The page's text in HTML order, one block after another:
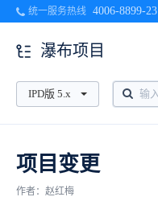
统一服务热线 4006-8899-23
瀑布项目
IPD版 5.x
项目变更
作者：赵红梅